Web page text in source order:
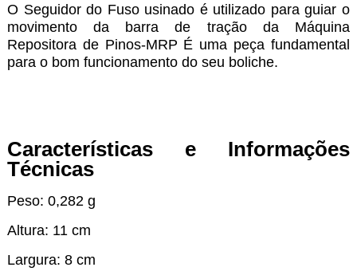
O Seguidor do Fuso usinado é utilizado para guiar o
movimento da barra de tração da Máquina
Repositora de Pinos-MRP É uma peça fundamental
para o bom funcionamento do seu boliche.
Características e Informações
Técnicas
Peso: 0,282 g
Altura: 11 cm
Largura: 8 cm